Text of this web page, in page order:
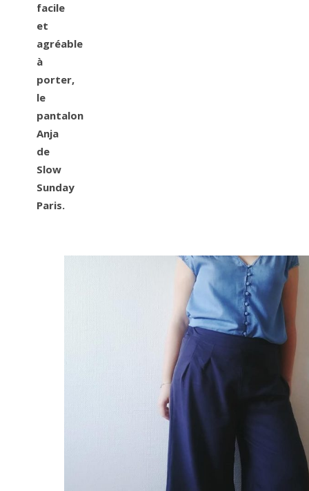
facile
et
agréable
à
porter,
le
pantalon
Anja
de
Slow
Sunday
Paris.